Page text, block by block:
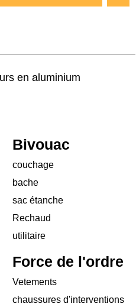
en aluminium
Bivouac
couchage
bache
sac étanche
Rechaud
utilitaire
Force de l'ordre
Vetements
chaussures d'interventions